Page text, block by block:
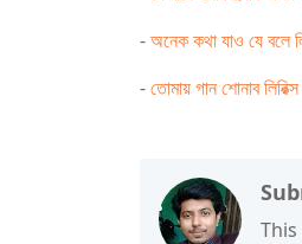
-অনেক কথা যাও যে বলে
-তোমায় গান শোনাব লিরিক্স